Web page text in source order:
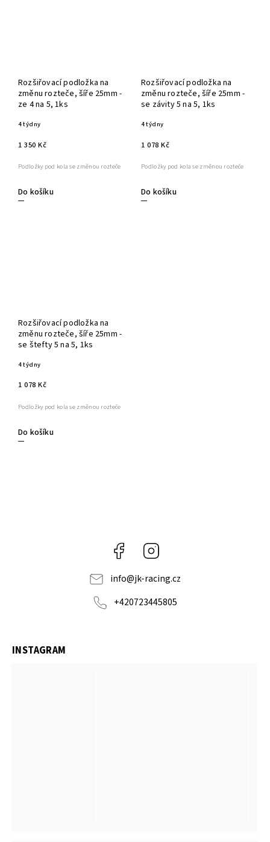
Rozšiřovací podložka na
změnu rozteče, šíře 25mm -
ze 4 na 5, 1ks
4 týdny
1 350 Kč
Do košíku
Podložky pod kola se změnou rozteče
Rozšiřovací podložka na
změnu rozteče, šíře 25mm -
se závity 5 na 5, 1ks
4 týdny
1 078 Kč
Do košíku
Podložky pod kola se změnou rozteče
Rozšiřovací podložka na
změnu rozteče, šíře 25mm -
se štefty 5 na 5, 1ks
4 týdny
1 078 Kč
Do košíku
Podložky pod kola se změnou rozteče
Facebook
info@jk-racing.cz
+420723445805
INSTAGRAM